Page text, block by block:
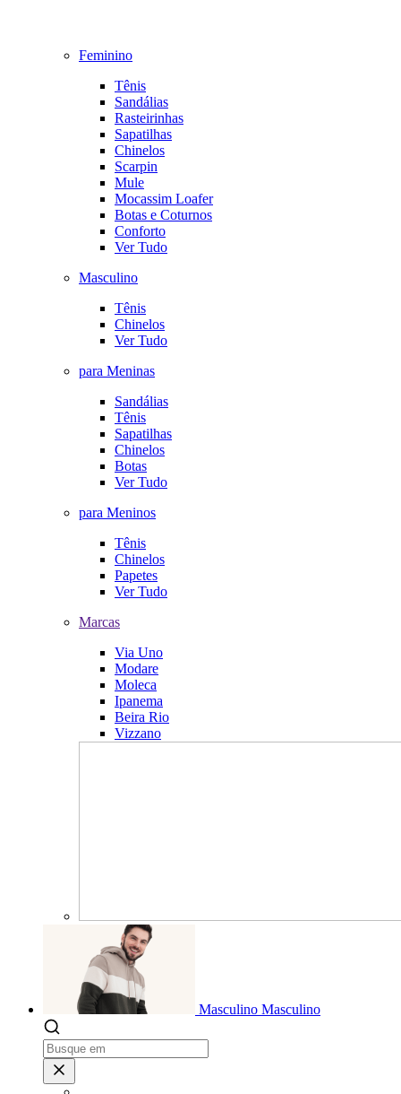
Feminino
Tênis
Sandálias
Rasteirinhas
Sapatilhas
Chinelos
Scarpin
Mule
Mocassim Loafer
Botas e Coturnos
Conforto
Ver Tudo
Masculino
Tênis
Chinelos
Ver Tudo
para Meninas
Sandálias
Tênis
Sapatilhas
Chinelos
Botas
Ver Tudo
para Meninos
Tênis
Chinelos
Papetes
Ver Tudo
Marcas
Via Uno
Modare
Moleca
Ipanema
Beira Rio
Vizzano
Masculino Masculino